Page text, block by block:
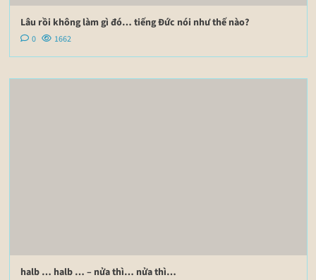
Lâu rồi không làm gì đó… tiếng Đức nói như thế nào?
0 1662
halb … halb … – nửa thì… nửa thì…